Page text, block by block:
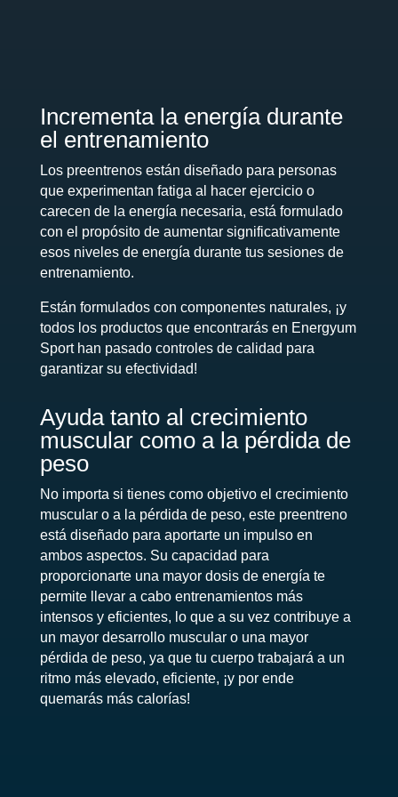
Incrementa la energía durante
el entrenamiento
Los preentrenos están diseñado para personas
que experimentan fatiga al hacer ejercicio o
carecen de la energía necesaria, está formulado
con el propósito de aumentar significativamente
esos niveles de energía durante tus sesiones de
entrenamiento.
Están formulados con componentes naturales, ¡y
todos los productos que encontrarás en Energyum
Sport han pasado controles de calidad para
garantizar su efectividad!
Ayuda tanto al crecimiento
muscular como a la pérdida de
peso
No importa si tienes como objetivo el crecimiento
muscular o a la pérdida de peso, este preentreno
está diseñado para aportarte un impulso en
ambos aspectos. Su capacidad para
proporcionarte una mayor dosis de energía te
permite llevar a cabo entrenamientos más
intensos y eficientes, lo que a su vez contribuye a
un mayor desarrollo muscular o una mayor
pérdida de peso, ya que tu cuerpo trabajará a un
ritmo más elevado, eficiente, ¡y por ende
quemarás más calorías!